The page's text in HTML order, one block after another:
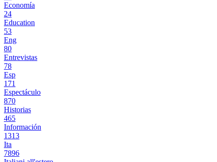
Economía
24
Education
53
Eng
80
Entrevistas
78
Esp
171
Espectáculo
870
Historias
465
Información
1313
Ita
7896